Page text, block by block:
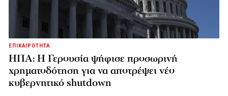
ΕΠΙΚΑΙΡΟΤΗΤΑ
ΗΠΑ: Η Γερουσία ψήφισε προσωρινή
χρηματοδότηση για να αποτρέψει νέο
κυβερνητικό shutdown